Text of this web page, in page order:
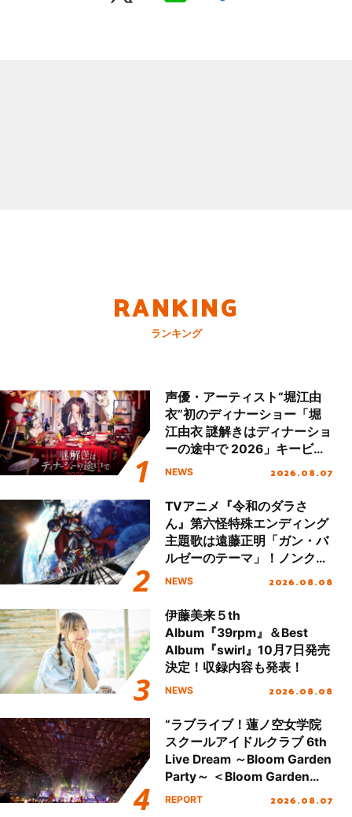
RANKING
ランキング
声優・アーティスト“堀江由
衣”初のディナーショー「堀
江由衣 謎解きはディナーショ
ーの途中で 2026」キービジ
ュアル＆グッズラインナップ
NEWS 2026.08.07
TVアニメ『令和のダラさ
ん』第六怪特殊エンディング
主題歌は遠藤正明「ガン・バ
ルゼーのテーマ」！ノンクレ
ジットエンディング映像も公
NEWS 2026.08.08
伊藤美来５th
Album『39rpm』＆Best
Album『swirl』10月7日発売
決定！収録内容も発表！
NEWS 2026.08.08
“ラブライブ！蓮ノ空女学院
スクールアイドルクラブ 6th
Live Dream ～Bloom Garden
Party～ ＜Bloom Garden
Party Stage／埼玉公演＞”
REPORT 2026.08.07